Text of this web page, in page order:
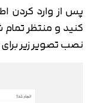
پس از وارد کردن
کنید و منتظر
نصب تصویر زیر